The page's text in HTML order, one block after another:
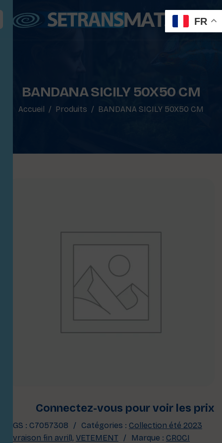
BANDANA SICILY 50X50 CM
Accueil Produits BANDANA SICILY 50X50 CM
Connectez-vous pour voir les prix
UGS : C7057308 Catégories : Collection été 2023
(livraison fin avril), VETEMENT Marque : CROCI
FR